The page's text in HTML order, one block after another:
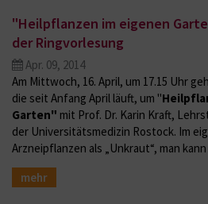
"Heilpflanzen im eigenen
der Ringvorlesung
Apr. 09, 2014
Am Mittwoch, 16. April, um 17.15 Uhr
die seit Anfang April läuft, um "
Garten" mit Prof. Dr. Karin Kraft,
der Universitätsmedizin Rostock. Im
Arzneipflanzen als „Unkraut“, man
mehr